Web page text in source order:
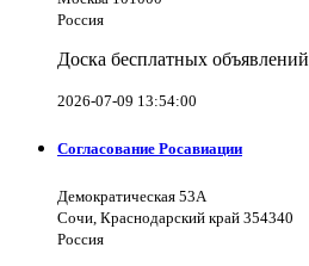
Россия
Доска бесплатных объявлений
2026-07-09 13:54:00
Согласование Росавиации
Демократическая 53А
Сочи, Краснодарский край 354340
Россия